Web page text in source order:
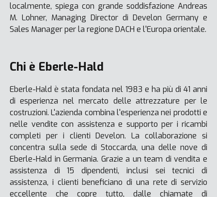
localmente, spiega con grande soddisfazione Andreas
M. Lohner, Managing Director di Develon Germany e
Sales Manager per la regione DACH e l'Europa orientale.
Chi è Eberle-Hald
Eberle-Hald è stata fondata nel 1983 e ha più di 41 anni
di esperienza nel mercato delle attrezzature per le
costruzioni. L'azienda combina l'esperienza nei prodotti e
nelle vendite con assistenza e supporto per i ricambi
completi per i clienti Develon. La collaborazione si
concentra sulla sede di Stoccarda, una delle nove di
Eberle-Hald in Germania. Grazie a un team di vendita e
assistenza di 15 dipendenti, inclusi sei tecnici di
assistenza, i clienti beneficiano di una rete di servizio
eccellente che copre tutto, dalle chiamate di